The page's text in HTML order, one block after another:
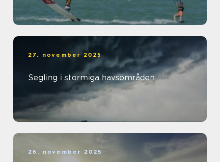
27. november 2025
Segling i stormiga havsområden
26. november 2025